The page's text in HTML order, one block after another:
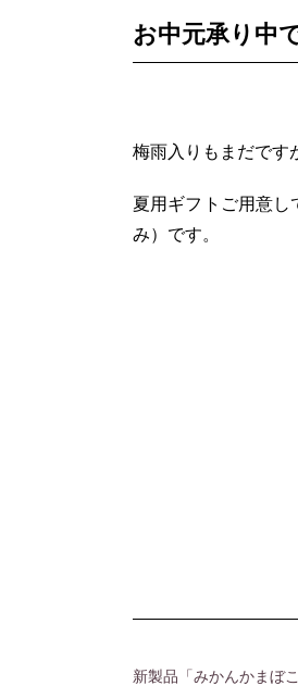
お中元承り中
梅雨入りもまだです
夏用ギフトご用意
み）です。
新製品「みかんかまぼ